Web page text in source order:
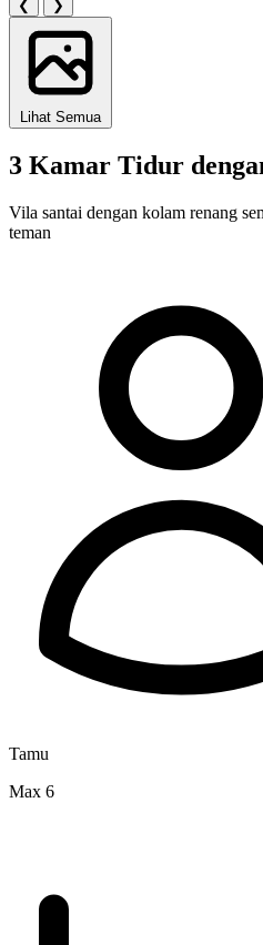
❮ ❯
Lihat Semua
3 Kamar Tidur
Vila santai dengan kolam renang
teman
Tamu
Max 6